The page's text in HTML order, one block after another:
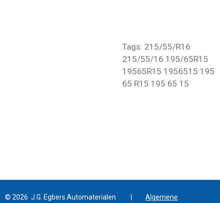
Tags: 215/55/R16
215/55/16 195/65R15
19565R15 1956515 195
65 R15 195 65 15
© 2026 J.G. Egbers Automaterialen | Algemene